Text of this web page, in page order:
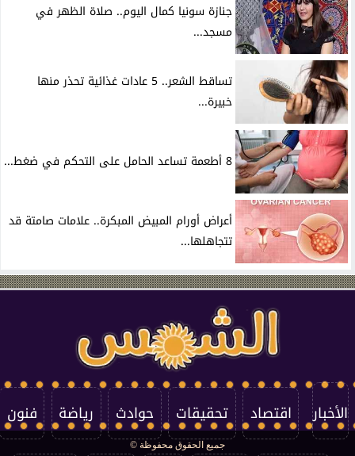
جنازة سونيا كمال اليوم.. صلاة الظهر في
مسجد...
تساقط الشعر.. 5 عادات غذائية تحذر منها
خبيرة...
8 أطعمة تساعد الحامل على التحكم في ضغط...
أعراض أورام المبيض المبكرة.. علامات صامتة قد
تتجاهلها...
الأخبار اقتصاد تحقيقات حوادث رياضة فنون
جميع الحقوق محفوظة ©